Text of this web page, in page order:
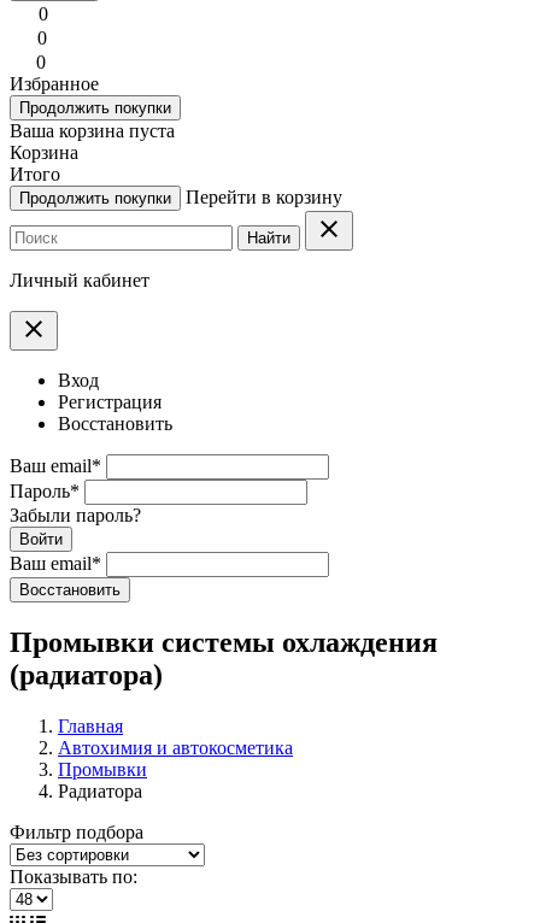
0
0
0
Избранное
Продолжить покупки
Ваша корзина пуста
Корзина
Итого
Продолжить покупки Перейти в корзину
Найти clear
Личный кабинет
clear
Вход
Регистрация
Восстановить
Ваш email*
Пароль*
Забыли пароль?
Войти
Ваш email*
Воcстановить
Промывки системы охлаждения
(радиатора)
Главная
Автохимия и автокосметика
Промывки
Радиатора
Фильтр подбора
Показывать по: